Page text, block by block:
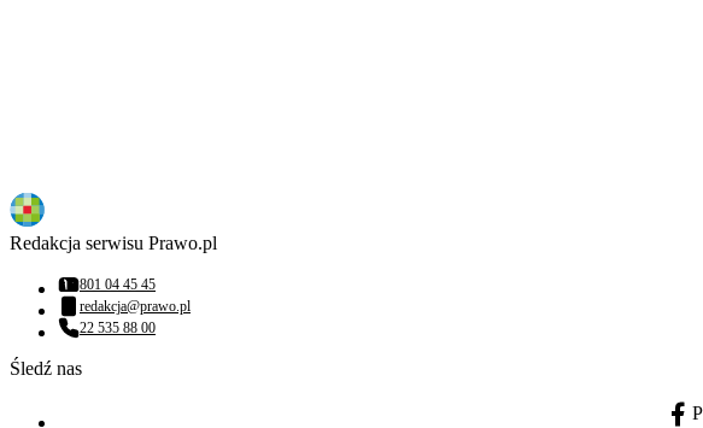
Redakcja serwisu Prawo.pl
Numer telefonu:
801 04 45 45
Adres email:
redakcja@prawo.pl
Numer telefonu:
22 535 88 00
Śledź nas